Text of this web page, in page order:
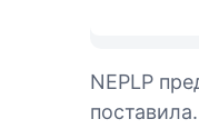
NEPLP